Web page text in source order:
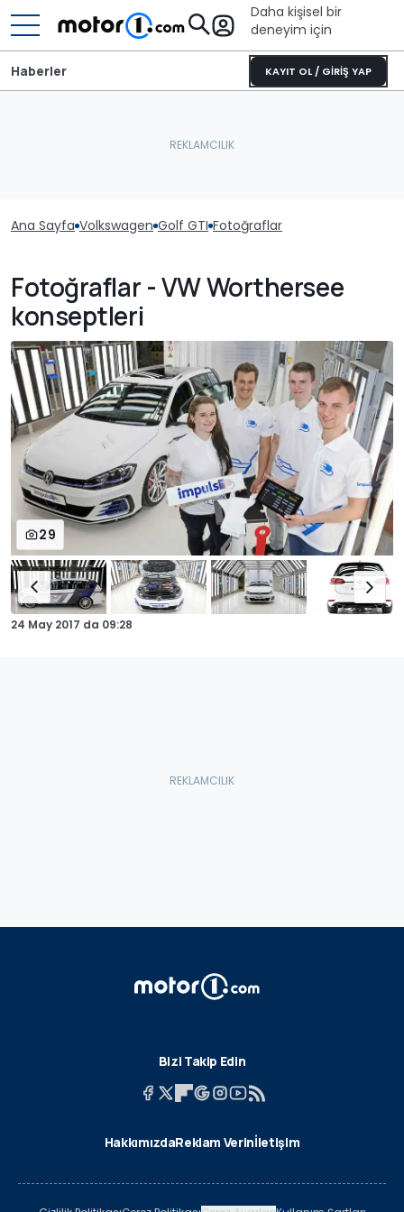
Daha kişisel bir
deneyim için
KAYIT OL / GİRİŞ YAP
Haberler
Ana Sayfa Volkswagen Golf GTI Fotoğraflar
Fotoğraflar - VW Worthersee
konseptleri
29
24 May 2017 da 09:28
Bizi Takip Edin
HakkımızdaReklam Verinİletişim